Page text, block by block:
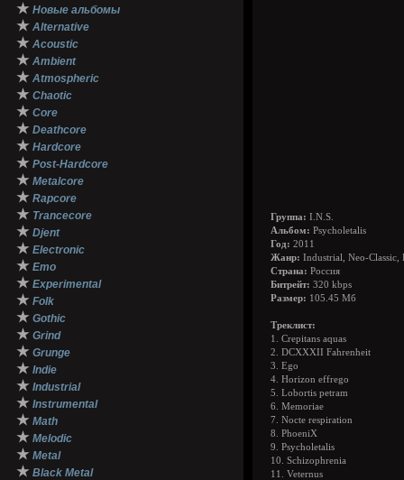
★ Новые альбомы
★ Alternative
★ Acoustic
★ Ambient
★ Atmospheric
★ Chaotic
★ Core
★ Deathcore
★ Hardcore
★ Post-Hardcore
★ Metalcore
★ Rapcore
★ Trancecore
★ Djent
★ Electronic
★ Emo
★ Experimental
★ Folk
★ Gothic
★ Grind
★ Grunge
★ Indie
★ Industrial
★ Instrumental
★ Math
★ Melodic
★ Metal
★ Black Metal
Группа: I.N.S.
Альбом: Psycholetalis
Год: 2011
Жанр: Industrial, Neo-Classic,
Страна: Россия
Битрейт: 320 kbps
Размер: 105.45 Мб
Треклист:
1. Crepitans aquas
2. DCXXXII Fahrenheit
3. Ego
4. Horizon effrego
5. Lobortis petram
6. Memoriae
7. Nocte respiration
8. PhoeniX
9. Psycholetalis
10. Schizophrenia
11. Veternus